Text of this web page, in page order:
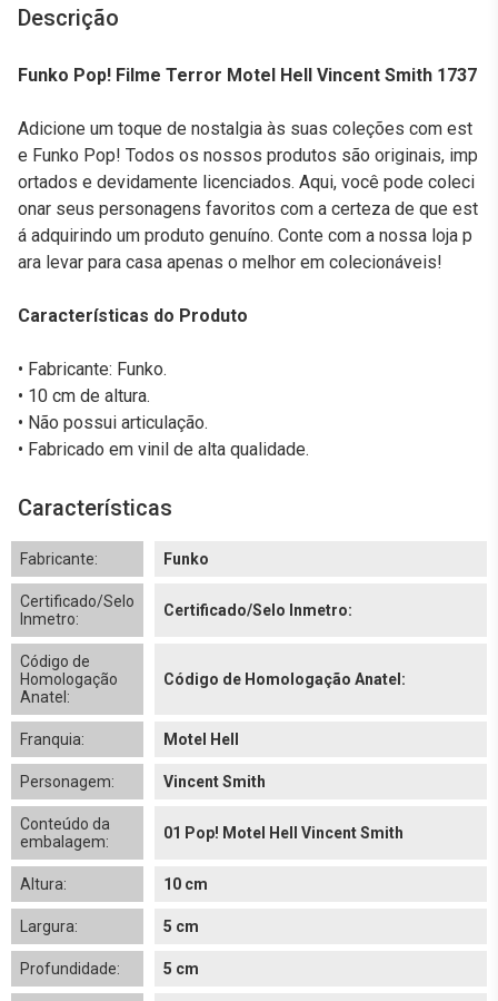
Descrição
Funko Pop! Filme Terror Motel Hell Vincent Smith 1737
Adicione um toque de nostalgia às suas coleções com est
e Funko Pop! Todos os nossos produtos são originais, imp
ortados e devidamente licenciados. Aqui, você pode coleci
onar seus personagens favoritos com a certeza de que est
á adquirindo um produto genuíno. Conte com a nossa loja p
ara levar para casa apenas o melhor em colecionáveis!
Características do Produto
• Fabricante: Funko.
• 10 cm de altura.
• Não possui articulação.
• Fabricado em vinil de alta qualidade.
Características
Fabricante: Funko
Certificado/Selo
Inmetro:
Certificado/Selo Inmetro:
Código de
Homologação
Anatel:
Código de Homologação Anatel:
Franquia: Motel Hell
Personagem: Vincent Smith
Conteúdo da
embalagem:
01 Pop! Motel Hell Vincent Smith
Altura: 10 cm
Largura: 5 cm
Profundidade: 5 cm